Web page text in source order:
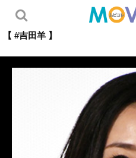
【 #吉田羊 】